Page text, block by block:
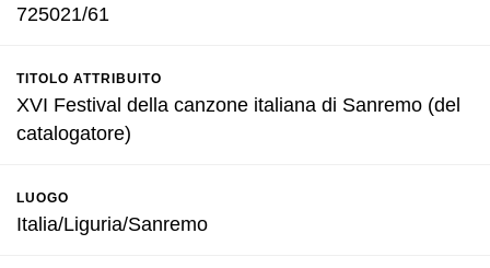
725021/61
TITOLO ATTRIBUITO
XVI Festival della canzone italiana di Sanremo (del
catalogatore)
LUOGO
Italia/Liguria/Sanremo